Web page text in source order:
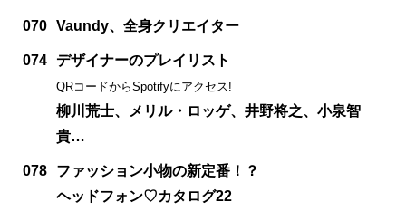
070 Vaundy、全身クリエイター
074 デザイナーのプレイリスト
QRコードからSpotifyにアクセス!
柳川荒士、メリル・ロッゲ、井野将之、小泉智
貴…
078
ファッション小物の新定番！？
ヘッドフォン♡カタログ22